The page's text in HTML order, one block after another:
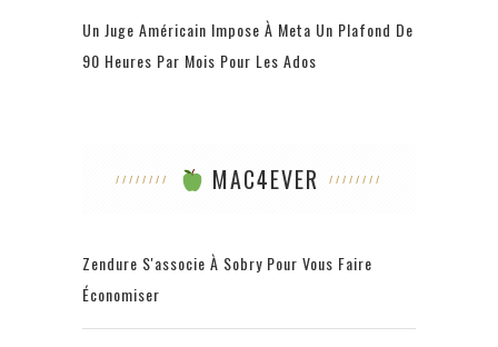
Un Juge Américain Impose À Meta Un Plafond De
90 Heures Par Mois Pour Les Ados
MAC4EVER
Zendure S'associe À Sobry Pour Vous Faire
Économiser